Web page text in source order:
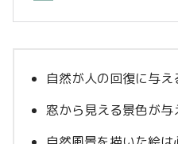
自然が人の回復に与
窓から見える景色が与